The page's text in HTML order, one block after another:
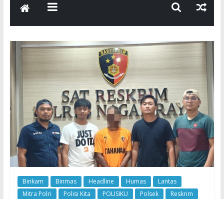
Binkam Binmas Headline Humas
Lantas
Mitra Polri
Polisi Kita POLISIKU Polsek
Reskrim